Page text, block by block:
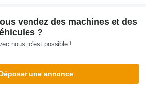
vendez des machines et des
?
nous, c'est possible !
Déposer une annonce